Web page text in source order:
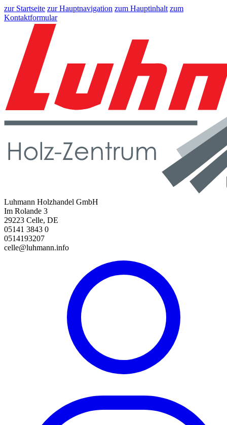
zur Startseite zur Hauptnavigation zum Hauptinhalt zum
Kontaktformular
Luhmann Holzhandel GmbH
Im Rolande 3
29223 Celle, DE
05141 3843 0
0514193207
celle@luhmann.info